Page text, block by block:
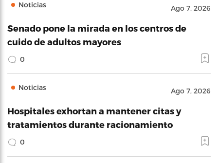
Noticias Ago 7, 2026
Senado pone la mirada en los centros de
cuido de adultos mayores
0
Noticias Ago 7, 2026
Hospitales exhortan a mantener citas y
tratamientos durante racionamiento
0